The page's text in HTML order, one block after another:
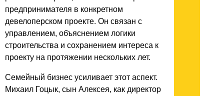
предпринимателя в конкретном
девелоперском проекте. Он связан с
управлением, объяснением логики
строительства и сохранением интереса к
проекту на протяжении нескольких лет.
Семейный бизнес усиливает этот аспект.
Михаил Гоцык, сын Алексея, как директор